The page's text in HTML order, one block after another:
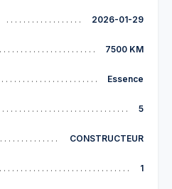
2026-01-29
7500 KM
Essence
5
CONSTRUCTEUR
1